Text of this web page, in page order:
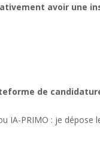
avoir
de
IA-PRIMO : je dépose